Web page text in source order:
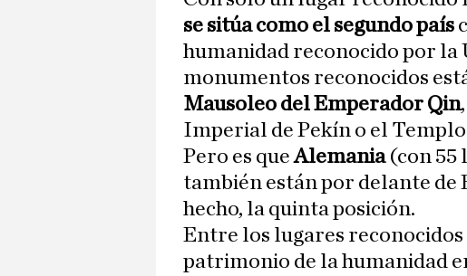
se sitúa como el segundo país
humanidad reconocido por la
monumentos reconocidos
Mausoleo del Emperador Qin
Imperial de Pekín o el
Pero es queAlemania(con 55
también están por delante de
hecho, la quinta posición.
Entre los lugares
patrimonio de la humanidad